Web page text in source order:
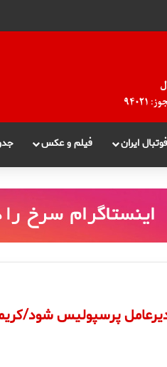
فوتبال ایران فیلم و عکس
پرسپولیس شود/